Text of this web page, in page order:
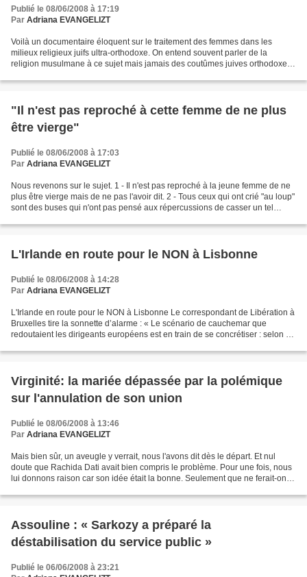
Publié le 08/06/2008 à 17:19
Par Adriana EVANGELIZT
Voilà un documentaire éloquent sur le traitement des femmes dans les
milieux religieux juifs ultra-orthodoxe. On entend souvent parler de la
religion musulmane à ce sujet mais jamais des coutûmes juives orthodoxes
"Il n'est pas reproché à cette femme de ne plus
être vierge"
Publié le 08/06/2008 à 17:03
Par Adriana EVANGELIZT
Nous revenons sur le sujet. 1 - Il n'est pas reproché à la jeune femme de ne
plus être vierge mais de ne pas l'avoir dit. 2 - Tous ceux qui ont crié "au loup"
sont des buses qui n'ont pas pensé aux répercussions de casser un tel
L'Irlande en route pour le NON à Lisbonne
Publié le 08/06/2008 à 14:28
Par Adriana EVANGELIZT
L'Irlande en route pour le NON à Lisbonne Le correspondant de Libération à
Bruxelles tire la sonnette d’alarme : « Le scénario de cauchemar que
redoutaient les dirigeants européens est en train de se concrétiser : selon un
Virginité: la mariée dépassée par la polémique
sur l'annulation de son union
Publié le 08/06/2008 à 13:46
Par Adriana EVANGELIZT
Mais bien sûr, un aveugle y verrait, nous l'avons dit dès le départ. Et nul
doute que Rachida Dati avait bien compris le problème. Pour une fois, nous
lui donnons raison car son idée était la bonne. Seulement que ne ferait-on
Assouline : « Sarkozy a préparé la
déstabilisation du service public »
Publié le 06/06/2008 à 23:21